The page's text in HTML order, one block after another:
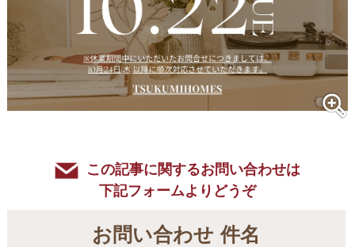
この記事に関するお問い合わせは
下記フォームよりどうぞ
お問い合わせ 件名